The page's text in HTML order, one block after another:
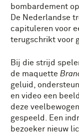
bombardement
De Nederlandse
capituleren voor
terugschrikt voor
Bij die strijd
de maquette
geluid,
en video een
deze
gespeeld. Een
bezoeker nieuw